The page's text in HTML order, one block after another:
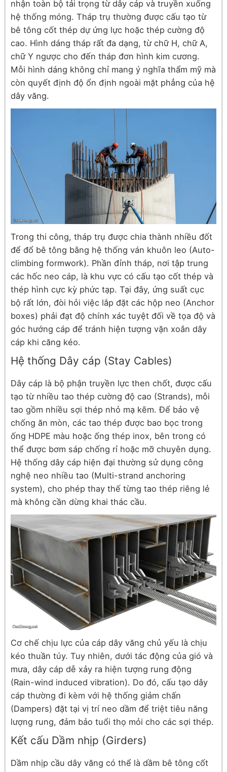
nhận toàn bộ tải trọng từ dây cáp và truyền xuống
hệ thống móng. Tháp trụ thường được cấu tạo từ
bê tông cốt thép dự ứng lực hoặc thép cường độ
cao. Hình dáng tháp rất đa dạng, từ chữ H, chữ A,
chữ Y ngược cho đến tháp đơn hình kim cương.
Mỗi hình dáng không chỉ mang ý nghĩa thẩm mỹ mà
còn quyết định độ ổn định ngoài mặt phẳng của hệ
dây văng.
Trong thi công, tháp trụ được chia thành nhiều đốt
để đổ bê tông bằng hệ thống ván khuôn leo (Auto-
climbing formwork). Phần đỉnh tháp, nơi tập trung
các hốc neo cáp, là khu vực có cấu tạo cốt thép và
thép hình cực kỳ phức tạp. Tại đây, ứng suất cục
bộ rất lớn, đòi hỏi việc lắp đặt các hộp neo (Anchor
boxes) phải đạt độ chính xác tuyệt đối về tọa độ và
góc hướng cáp để tránh hiện tượng vặn xoắn dây
cáp khi căng kéo.
Hệ thống Dây cáp (Stay Cables)
Dây cáp là bộ phận truyền lực then chốt, được cấu
tạo từ nhiều tao thép cường độ cao (Strands), mỗi
tao gồm nhiều sợi thép nhỏ mạ kẽm. Để bảo vệ
chống ăn mòn, các tao thép được bao bọc trong
ống HDPE màu hoặc ống thép inox, bên trong có
thể được bơm sáp chống rỉ hoặc mỡ chuyên dụng.
Hệ thống dây cáp hiện đại thường sử dụng công
nghệ neo nhiều tao (Multi-strand anchoring
system), cho phép thay thế từng tao thép riêng lẻ
mà không cần dừng khai thác cầu.
Cơ chế chịu lực của cáp dây văng chủ yếu là chịu
kéo thuần túy. Tuy nhiên, dưới tác động của gió và
mưa, dây cáp dễ xảy ra hiện tượng rung động
(Rain-wind induced vibration). Do đó, cấu tạo dây
cáp thường đi kèm với hệ thống giảm chấn
(Dampers) đặt tại vị trí neo dầm để triệt tiêu năng
lượng rung, đảm bảo tuổi thọ mỏi cho các sợi thép.
Kết cấu Dầm nhịp (Girders)
Dầm nhịp cầu dây văng có thể là dầm bê tông cốt